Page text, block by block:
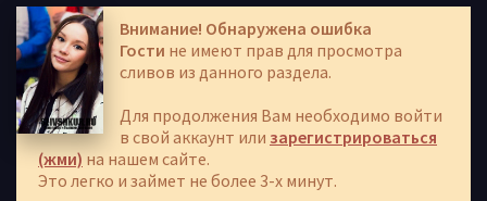
Внимание! Обнаружена ошибка
Гости не имеют прав для просмотра
сливов из данного раздела.
Для продолжения Вам необходимо войти
в свой аккаунт или зарегистрироваться
(жми) на нашем сайте.
Это легко и займет не более 3-х минут.